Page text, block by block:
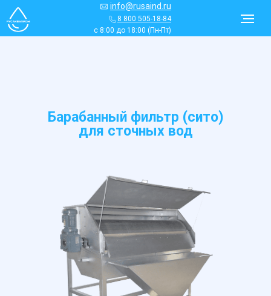
8 800 505-18-84
с 8:00 до 18:00 (Пн-Пт)
info@rusaind.ru
Барабанный фильтр (сито)
для сточных вод